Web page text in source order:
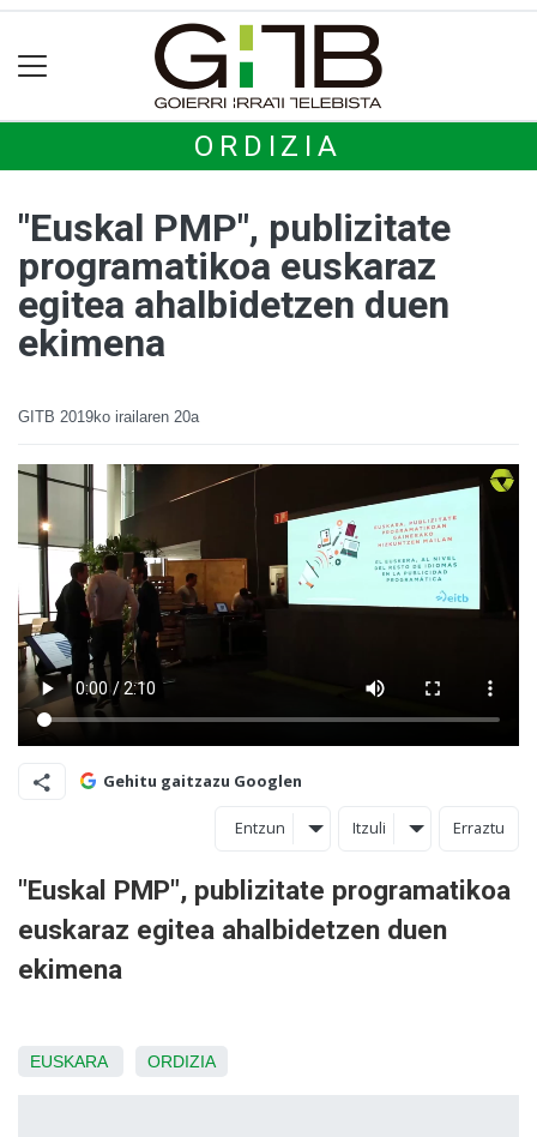
ORDIZIA
"Euskal PMP", publizitate
programatikoa euskaraz
egitea ahalbidetzen duen
ekimena
GITB 2019ko irailaren 20a
Gehitu gaitzazu Googlen
Entzun Itzuli Erraztu
"Euskal PMP", publizitate programatikoa
euskaraz egitea ahalbidetzen duen
ekimena
EUSKARA ORDIZIA